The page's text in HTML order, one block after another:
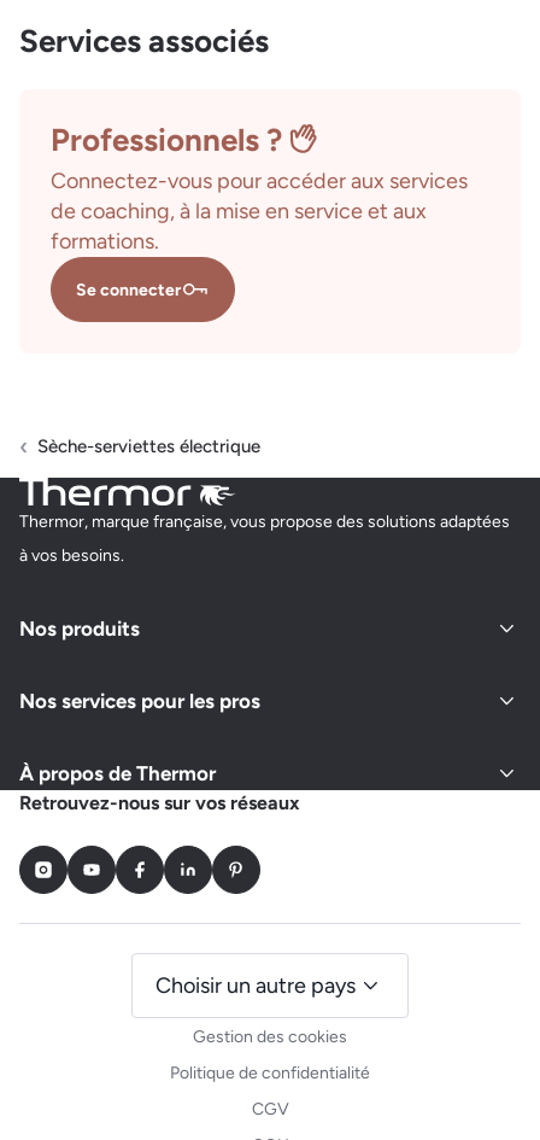
Services associés
Professionnels ?
Connectez-vous pour accéder aux services
de coaching, à la mise en service et aux
formations.
Se connecter
Sèche-serviettes électrique
Thermor, marque française, vous propose des solutions adaptées
à vos besoins.
Nos produits
Nos services pour les pros
À propos de Thermor
Retrouvez-nous sur vos réseaux
InstagramYoutubeFacebookLinkedInPinterest
Gestion des cookies
Politique de confidentialité
CGV
Choisir un autre pays